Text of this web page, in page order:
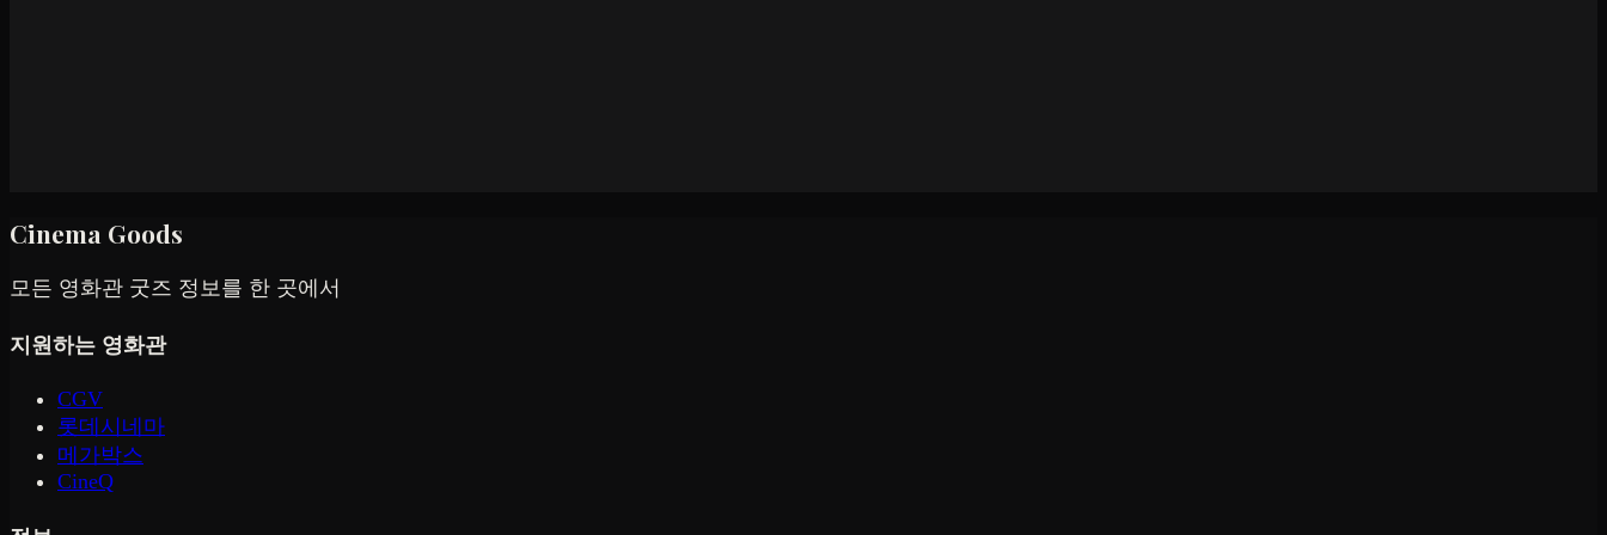
Cinema Goods
모든 영화관 굿즈 정보를 한 곳에서
지원하는 영화관
CGV
롯데시네마
메가박스
CineQ